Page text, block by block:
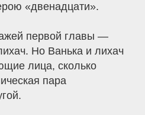
«двенадцати».
первой главы —
Но Ванька и лихач
лица, сколько
пара